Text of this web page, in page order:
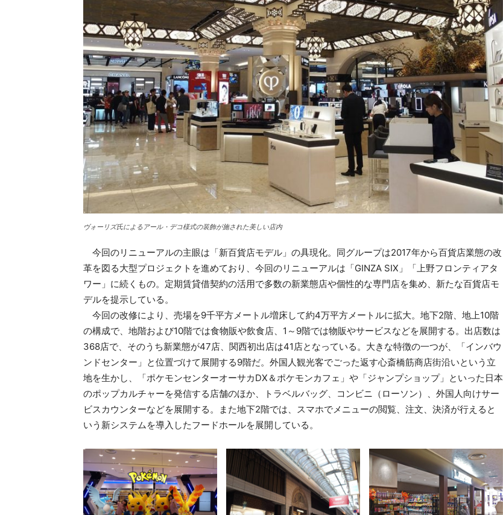
ヴォーリズ氏によるアール・デコ様式の装飾が施された美しい店内
今回のリニューアルの主眼は「新百貨店モデル」の具現化。同グループは2017年から百貨店業態の改
革を図る大型プロジェクトを進めており、今回のリニューアルは「GINZA SIX」「上野フロンティアタ
ワー」に続くもの。定期賃貸借契約の活用で多数の新業態店や個性的な専門店を集め、新たな百貨店モ
デルを提示している。
今回の改修により、売場を9千平方メートル増床して約4万平方メートルに拡大。地下2階、地上10階
の構成で、地階および10階では食物販や飲食店、1～9階では物販やサービスなどを展開する。出店数は
368店で、そのうち新業態が47店、関西初出店は41店となっている。大きな特徴の一つが、「インバウ
ンドセンター」と位置づけて展開する9階だ。外国人観光客でごった返す心斎橋筋商店街沿いという立
地を生かし、「ポケモンセンターオーサカDX＆ポケモンカフェ」や「ジャンプショップ」といった日本
のポップカルチャーを発信する店舗のほか、トラベルバッグ、コンビニ（ローソン）、外国人向けサー
ビスカウンターなどを展開する。また地下2階では、スマホでメニューの閲覧、注文、決済が行えると
いう新システムを導入したフードホールを展開している。